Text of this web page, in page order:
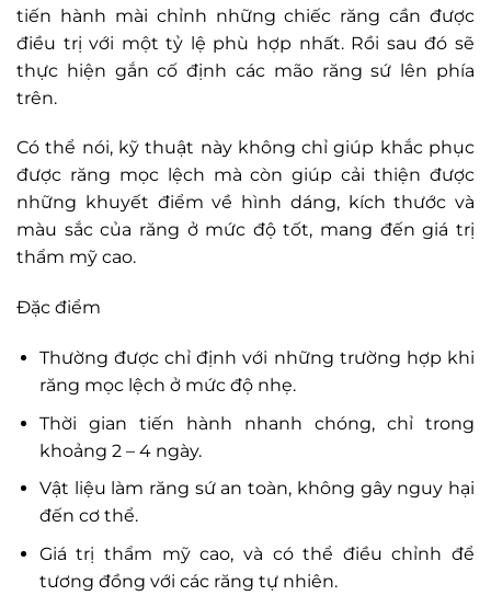
tiến hành mài chỉnh những chiếc răng cần được
điều trị với một tỷ lệ phù hợp nhất. Rồi sau đó sẽ
thực hiện gắn cố định các mão răng sứ lên phía
trên.
Có thể nói, kỹ thuật này không chỉ giúp khắc phục
được răng mọc lệch mà còn giúp cải thiện được
những khuyết điểm về hình dáng, kích thước và
màu sắc của răng ở mức độ tốt, mang đến giá trị
thẩm mỹ cao.
Đặc điểm
Thường được chỉ định với những trường hợp khi
răng mọc lệch ở mức độ nhẹ.
Thời gian tiến hành nhanh chóng, chỉ trong
khoảng 2 – 4 ngày.
Vật liệu làm răng sứ an toàn, không gây nguy hại
đến cơ thể.
Giá trị thẩm mỹ cao, và có thể điều chỉnh để
tương đồng với các răng tự nhiên.